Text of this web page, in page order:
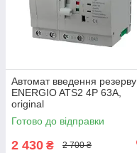
Автомат введення резерву
ENERGIO ATS2 4P 63A,
original
Готово до відправки
2 430 ₴ 2 700 ₴